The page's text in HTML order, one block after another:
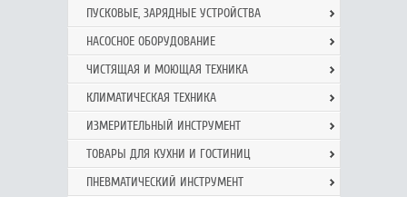
ПУСКОВЫЕ, ЗАРЯДНЫЕ УСТРОЙСТВА
НАСОСНОЕ ОБОРУДОВАНИЕ
ЧИСТЯЩАЯ И МОЮЩАЯ ТЕХНИКА
КЛИМАТИЧЕСКАЯ ТЕХНИКА
ИЗМЕРИТЕЛЬНЫЙ ИНСТРУМЕНТ
ТОВАРЫ ДЛЯ КУХНИ И ГОСТИНИЦ
ПНЕВМАТИЧЕСКИЙ ИНСТРУМЕНТ